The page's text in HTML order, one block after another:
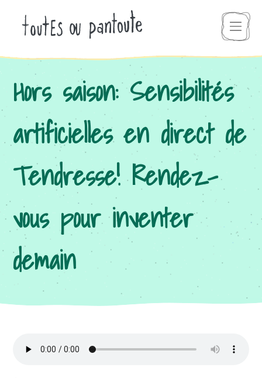
Hors saison: Sensibilités
artificielles en direct de
Tendresse! Rendez-
vous pour inventer
demain